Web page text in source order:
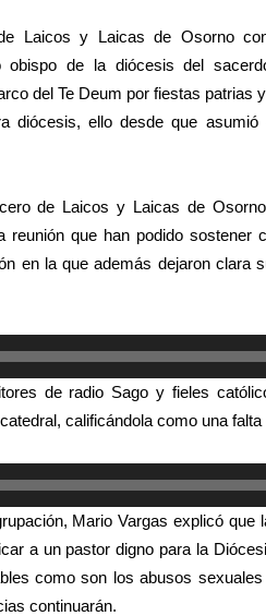
Laicos y Laicas de Osorno
obispo de la diócesis del
del Te Deum por fiestas
diócesis, ello desde que
de Laicos y Laicas de
reunión que han podido
en la que además dejaron clara
de radio Sago y fieles
calificándola como una
Mario Vargas explicó
a un pastor digno para la
como son los abusos
continuarán.